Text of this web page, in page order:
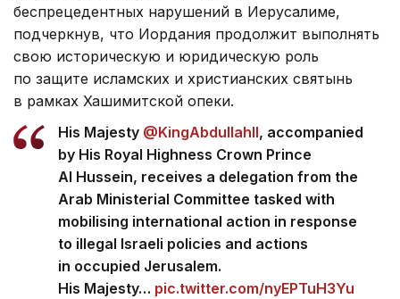
беспрецедентных нарушений в Иерусалиме,
подчеркнув, что Иордания продолжит выполнять
свою историческую и юридическую роль
по защите исламских и христианских святынь
в рамках Хашимитской опеки.
His Majesty @KingAbdullahII, accompanied
by His Royal Highness Crown Prince
Al Hussein, receives a delegation from the
Arab Ministerial Committee tasked with
mobilising international action in response
to illegal Israeli policies and actions
in occupied Jerusalem.
His Majesty… pic.twitter.com/nyEPTuH3Yu